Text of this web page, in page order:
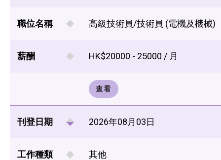
職位名稱 高級技術員/技術員 (電機及機械)
薪酬 HK$20000 - 25000 / 月
查看
刊登日期 2026年08月03日
工作種類 其他